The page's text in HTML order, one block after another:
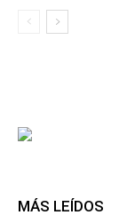
MÁS LEÍDOS